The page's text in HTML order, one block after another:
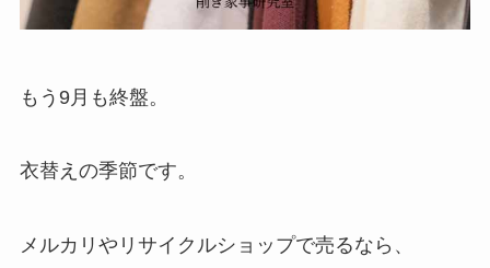
もう9月も終盤。
衣替えの季節です。
メルカリやリサイクルショップで売るなら、